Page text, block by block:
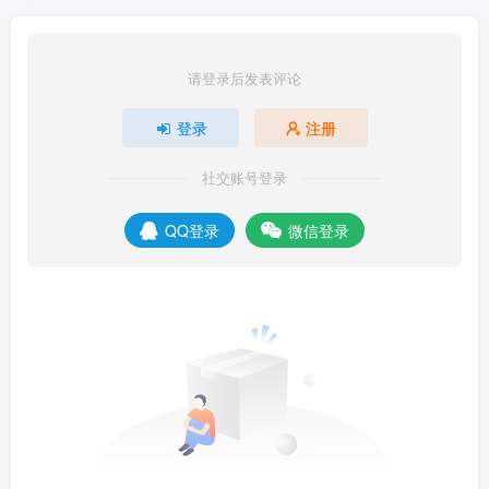
请登录后发表评论
登录 注册
社交账号登录
QQ登录 微信登录